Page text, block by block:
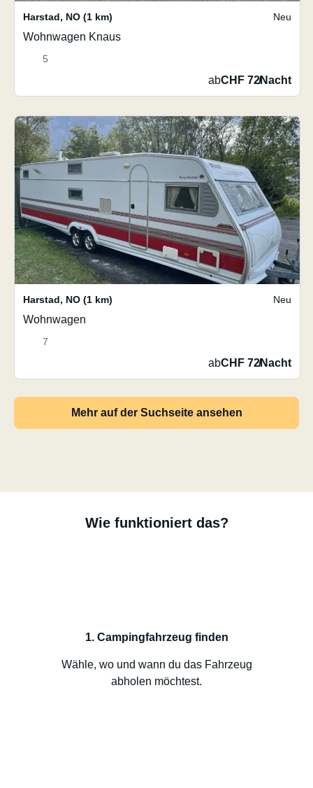
Harstad, NO (1 km) Neu
Wohnwagen Knaus
5
abCHF 72/Nacht
Harstad, NO (1 km) Neu
Wohnwagen
7
abCHF 72/Nacht
Mehr auf der Suchseite ansehen
Wie funktioniert das?
1. Campingfahrzeug finden
Wähle, wo und wann du das Fahrzeug
abholen möchtest.